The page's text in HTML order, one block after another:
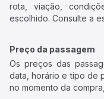
rota, viação,
escolhido. Consulte a
Preço da passagem
Os preços das
data, horário e tipo de
no momento da